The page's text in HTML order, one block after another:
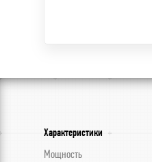
Характеристики
Мощность